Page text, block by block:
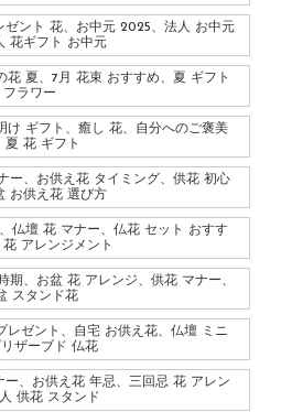
ゼント 花、お中元 2025、法人 お中元
花ギフト お中元
花 夏、7月 花束 おすすめ、夏 ギフト
フラワー
け ギフト、癒し 花、自分へのご褒美
夏 花 ギフト
ー、お供え花 タイミング、供花 初心
お供え花 選び方
仏壇 花 マナー、仏花 セット おすす
アレンジメント
期、お盆 花 アレンジ、供花 マナー、
スタンド花
レゼント、自宅 お供え花、仏壇 ミニ
ザーブド 仏花
、お供え花 年忌、三回忌 花 アレン
供花 スタンド